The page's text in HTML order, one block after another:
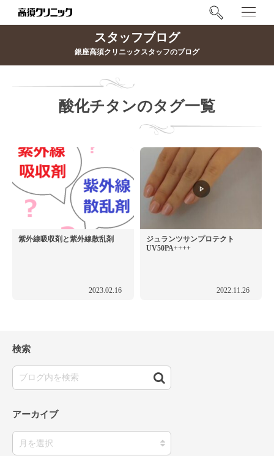
スタッフブログ
銀座高須クリニックスタッフのブログ
酸化チタンのタグ一覧
紫外線吸収剤と紫外線散乱剤
2023.02.16
ジュランツサンプロテクト
UV50PA++++
2022.11.26
検索
アーカイブ